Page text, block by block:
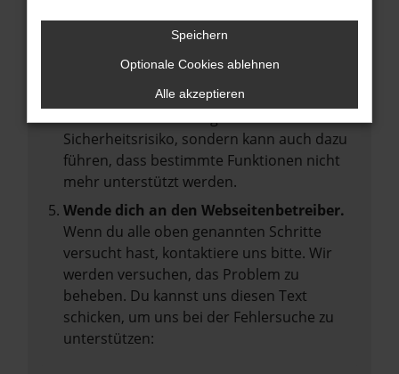
vorübergehende Probleme zu beheben.
Betriebssystem auf dem neuesten Stand
Veraltete Software birgt nicht nur ein
Sicherheitsrisiko, sondern kann auch dazu
führen, dass bestimmte Funktionen nicht
mehr unterstützt werden.
Wende dich an den Webseitenbetreiber.
Wenn du alle oben genannten Schritte
versucht hast, kontaktiere uns bitte. Wir
werden versuchen, das Problem zu
beheben. Du kannst uns diesen Text
schicken, um uns bei der Fehlersuche zu
unterstützen:
Speichern
Optionale Cookies ablehnen
Alle akzeptieren